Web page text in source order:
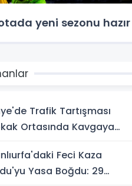
yeni sezonu hazır
Trafik Tartışması
Ortasında Kavgaya
Feci Kaza
Yasa Boğdu: 29